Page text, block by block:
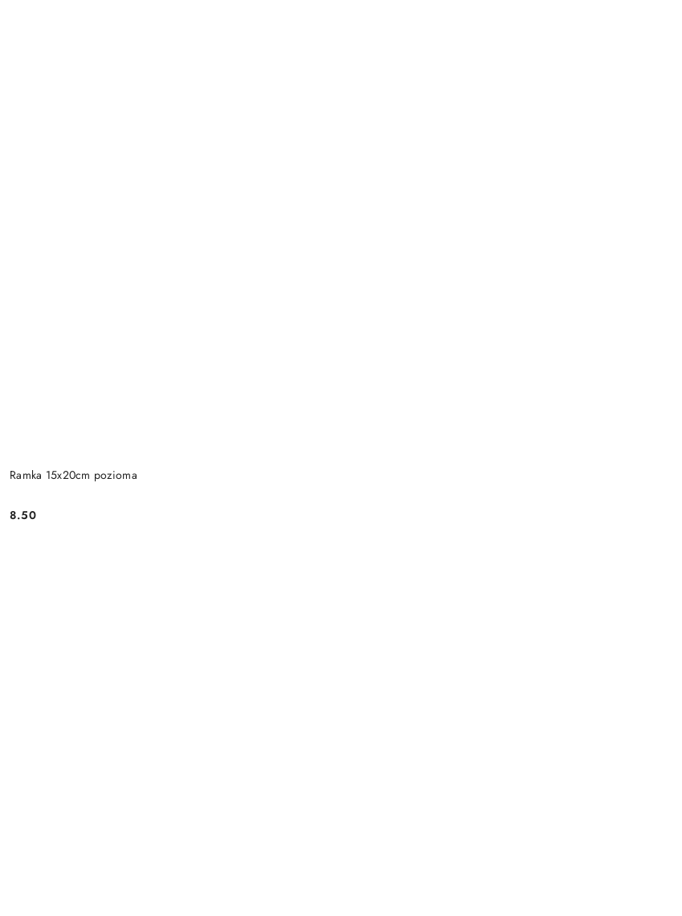
Ramka 15x20cm pozioma
Cena:
8.50